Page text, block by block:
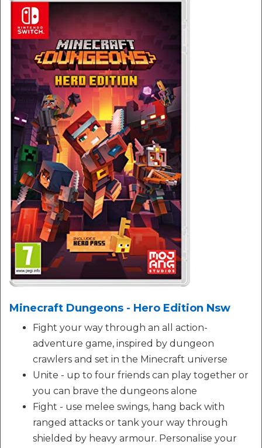
Minecraft Dungeons - Hero Edition Nsw
Fight your way through an all action-
adventure game, inspired by dungeon
crawlers and set in the Minecraft universe
Unite - up to four friends can play together or
you can brave the dungeons alone
Fight - use melee swings, hang back with
ranged attacks or tank your way through
shielded by heavy armour. Personalise your